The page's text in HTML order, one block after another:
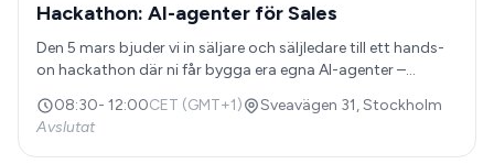
Hackathon: AI-agenter för Sales
Den 5 mars bjuder vi in säljare och säljledare till ett hands-
on hackathon där ni får bygga era egna AI-agenter –
en intensiv session går vi från identifiering av use cases till
fungerande prototyper. Ni får stöd av våra experter och
tillgång till Abundly-plattformen för att skapa agenter som
08:30- 12:00CET (GMT+1)
Sveavägen 31, Stockholm
Avslutat